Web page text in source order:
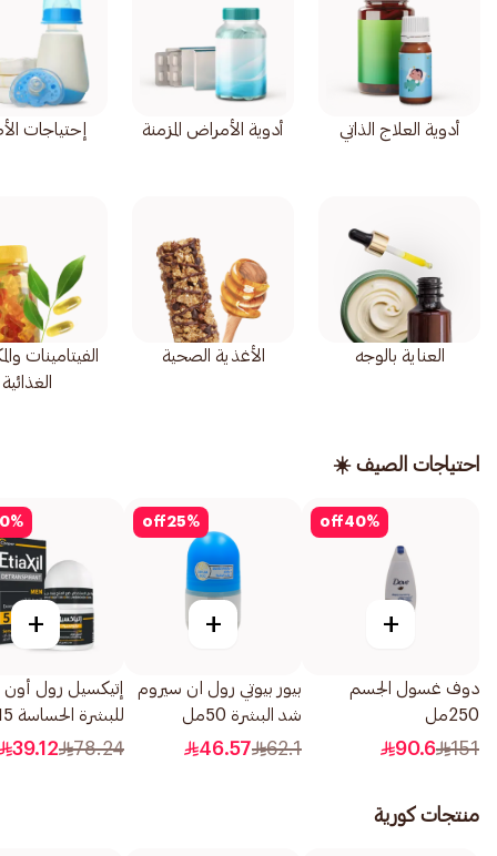
أدوية العلاج الذاتي أدوية الأمراض المزمنة إحتياجات
العناية بالوجه الأغذية الصحية
الفيتامينات
الغذائية
احتياجات الصيف ☀️
40%
off
+
دوف غسول الجسم
250مل
151
90.6
25%
off
+
بيور بيوتي رول ان سيروم
شد البشرة 50مل
62.1
46.57
%
+
إتيكسيل رول أون
للبشرة الحساسة 15مل
78.24
39.12
منتجات كورية